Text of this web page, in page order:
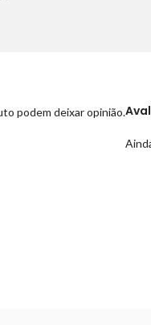
podem deixar opinião.